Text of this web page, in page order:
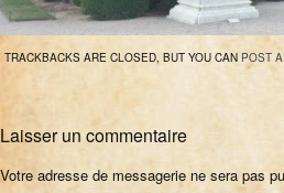
TRACKBACKS ARE CLOSED, BUT YOU CANPOST
Laisser un commentaire
Votre adresse de messagerie ne sera pas